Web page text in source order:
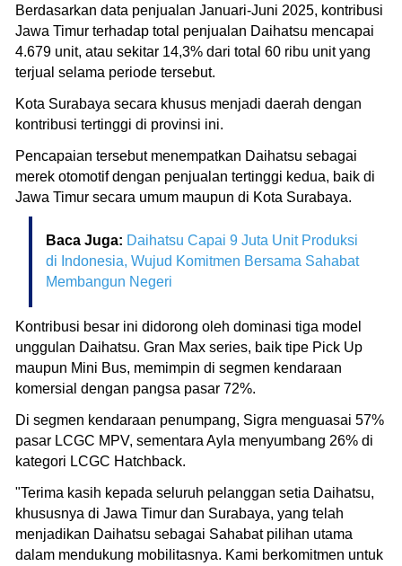
Berdasarkan data penjualan Januari-Juni 2025, kontribusi
Jawa Timur terhadap total penjualan Daihatsu mencapai
4.679 unit, atau sekitar 14,3% dari total 60 ribu unit yang
terjual selama periode tersebut.
Kota Surabaya secara khusus menjadi daerah dengan
kontribusi tertinggi di provinsi ini.
Pencapaian tersebut menempatkan Daihatsu sebagai
merek otomotif dengan penjualan tertinggi kedua, baik di
Jawa Timur secara umum maupun di Kota Surabaya.
Baca Juga: Daihatsu Capai 9 Juta Unit Produksi
di Indonesia, Wujud Komitmen Bersama Sahabat
Membangun Negeri
Kontribusi besar ini didorong oleh dominasi tiga model
unggulan Daihatsu. Gran Max series, baik tipe Pick Up
maupun Mini Bus, memimpin di segmen kendaraan
komersial dengan pangsa pasar 72%.
Di segmen kendaraan penumpang, Sigra menguasai 57%
pasar LCGC MPV, sementara Ayla menyumbang 26% di
kategori LCGC Hatchback.
"Terima kasih kepada seluruh pelanggan setia Daihatsu,
khususnya di Jawa Timur dan Surabaya, yang telah
menjadikan Daihatsu sebagai Sahabat pilihan utama
dalam mendukung mobilitasnya. Kami berkomitmen untuk